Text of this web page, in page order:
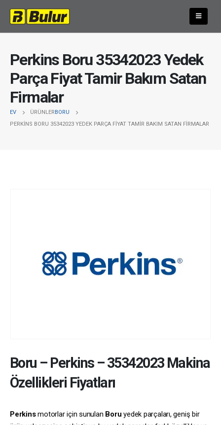
Perkins Boru 35342023 Yedek
Parça Fiyat Tamir Bakım Satan
Firmalar
EV ÜRÜNLERBORU
PERKINS BORU 35342023 YEDEK PARÇA FIYAT TAMIR BAKIM SATAN FIRMALAR
Boru – Perkins–35342023Makina
Özellikleri Fiyatları
Perkinsmotorlar için sunulan Boru yedek parçaları, geniş bir